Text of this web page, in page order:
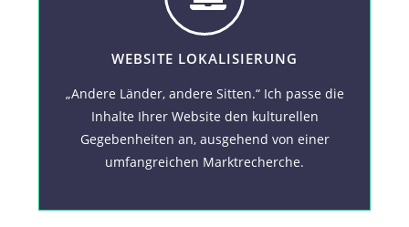
WEBSITE LOKALISIERUNG
„Andere Länder, andere Sitten.“ Ich passe die
Inhalte Ihrer Website den kulturellen
Gegebenheiten an, ausgehend von einer
umfangreichen Marktrecherche.